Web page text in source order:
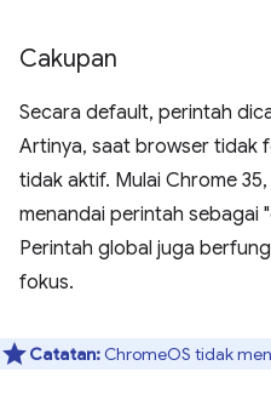
Cakupan
Secara default, perintah
Artinya, saat browser tidak
tidak aktif. Mulai Chrome
menandai perintah sebagai
Perintah global juga
fokus.
Catatan: ChromeOS tidak